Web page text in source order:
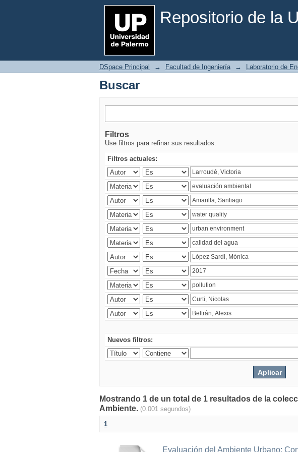
Repositorio de la
Buscar
DSpace Principal → Facultad de Ingeniería → Laboratorio de
Buscar
Filtros
Use filtros para refinar sus resultados.
Filtros actuales:
Nuevos filtros:
Mostrando 1 de un total de 1 resultados de la
Ambiente. (0.001 segundos)
1
Evaluación del Ambiente Urbano: